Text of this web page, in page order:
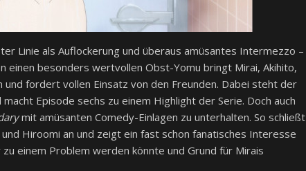
Linie als Auflockerung und überaus amüsantes Intermezzo –
einen besonders wertvollen Obst-Yomu bringt Mirai, Akihito,
und fordert vollen Einsatz von den Freunden. Dabei steht der
Episode sechs zu einem Highlight der Serie. Doch auch
mit amüsanten Comedy-Einlagen zu unterhalten. So schließt
Hiroomi an und zeigt ein fast schon fanatisches Interesse
einem Problem werden könnte und Grund für Mirais